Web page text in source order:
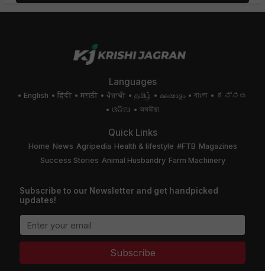
Languages
English हिंदी मराठी ਪੰਜਾਬੀ தமிழ் മലയാളം বাংলা
ಕನ್ನಡ
ଓଡିଆ
অসমীয়া
Quick Links
Home News Agripedia Health & lifestyle #FTB Magazines
Success Stories Animal Husbandry Farm Machinery
Subscribe to our Newsletter and get handpicked
updates!
Subscribe